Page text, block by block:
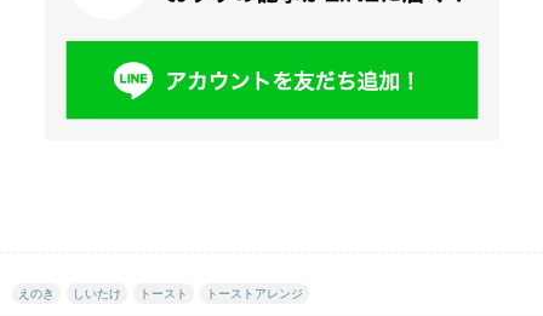
えのき しいたけ トースト トーストアレンジ